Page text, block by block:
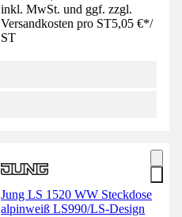
inkl. MwSt. und ggf. zzgl.
Versandkosten pro ST5,05 €*/
ST
Jung LS 1520 WW Steckdose
alpinweiß LS990/LS-Design